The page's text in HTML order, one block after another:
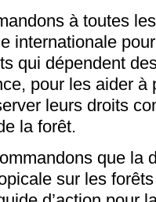
à toutes
internationale
qui dépendent
pour les aider à
leurs droits
la forêt.
que la
sur les